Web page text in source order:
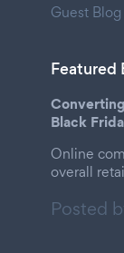
Guest
Featured
Black
Online
overall
Posted